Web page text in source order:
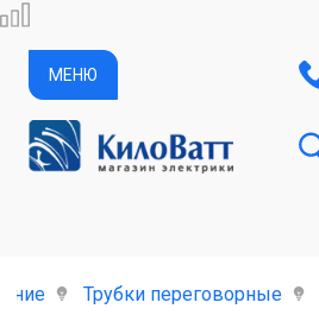
МЕНЮ
Трубки переговорные